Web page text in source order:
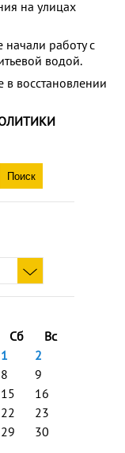
Сб
Вс
1
2
8
9
15
16
22
23
29
30
на улицах
работу с
водой.
в восстановлении